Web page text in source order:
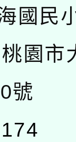
國民
園市
號